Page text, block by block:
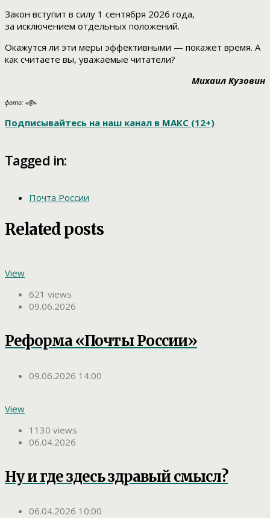
Закон вступит в силу 1 сентября 2026 года,
за исключением отдельных положений.
Окажутся ли эти меры эффективными — покажет время. А
как считаете вы, уважаемые читатели?
Михаил Кузовин
фото: «@»
Подписывайтесь на наш канал в МАКС (12+)
Tagged in:
Почта России
Related posts
View
621 views
09.06.2026
Реформа «Почты России»
09.06.2026 14:00
View
1130 views
06.04.2026
Ну и где здесь здравый смысл?
06.04.2026 10:00